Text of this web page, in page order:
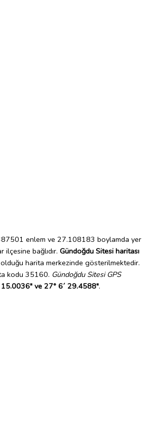
enlem ve 27.108183 boylamda yer
ilçesine bağlıdır. Gündoğdu Sitesi haritası
olduğu harita merkezinde gösterilmektedir.
kodu 35160. Gündoğdu Sitesi GPS
15.0036" ve 27° 6´ 29.4588".